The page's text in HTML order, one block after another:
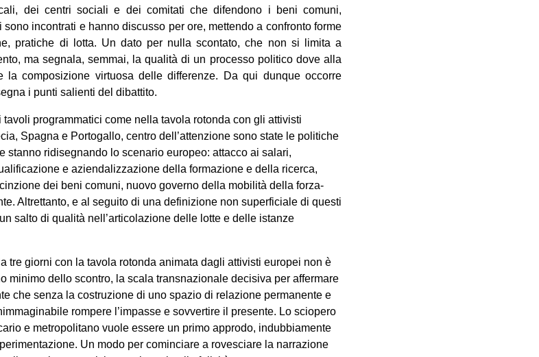
dei centri sociali e dei comitati che difendono i beni comuni,
incontrati e hanno discusso per ore, mettendo a confronto forme
pratiche di lotta. Un dato per nulla scontato, che non si limita a
ma segnala, semmai, la qualità di un processo politico dove alla
la composizione virtuosa delle differenze. Da qui dunque occorre
i punti salienti del dibattito.
programmatici come nella tavola rotonda con gli attivisti
Spagna e Portogallo, centro dell’attenzione sono state le politiche
stanno ridisegnando lo scenario europeo: attacco ai salari,
e aziendalizzazione della formazione e della ricerca,
dei beni comuni, nuovo governo della mobilità della forza-
Altrettanto, e al seguito di una definizione non superficiale di questi
salto di qualità nell’articolazione delle lotte e delle istanze
tre giorni con la tavola rotonda animata dagli attivisti europei non è
minimo dello scontro, la scala transnazionale decisiva per affermare
che senza la costruzione di uno spazio di relazione permanente e
rompere l’impasse e sovvertire il presente. Lo sciopero
e metropolitano vuole essere un primo approdo, indubbiamente
Un modo per cominciare a rovesciare la narrazione